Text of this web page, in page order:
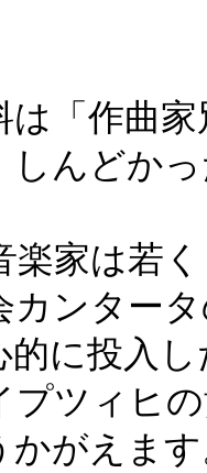
は「作曲
しんどか
楽家は若
カンター
的に投入
プツィヒ
かがえま